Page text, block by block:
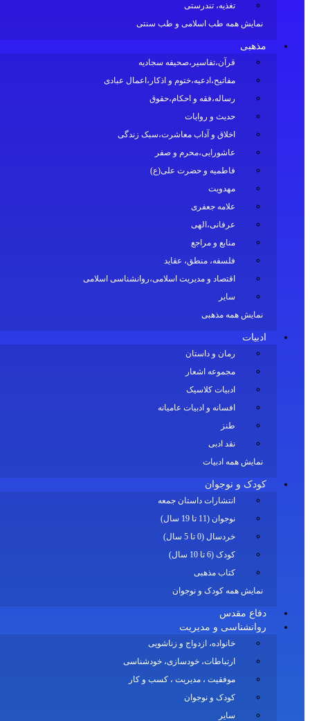
تغذیه، تندرستی
نمایش همه طب اسلامی و طب سنتی
مذهبی
قرآن،تفاسیر،صحیفه سجادیه
مفاتیح،ادعیه،ختوم و اذکار،اعمال عبادی
رساله،فقه و احکام،حقوق
حدیث و روایات
اخلاق و آداب معاشرت،سبک زندگی
عاشورایی،محرم و صفر
فاطمیه و حضرت علی(ع)
مهدویت
علامه جعفری
عرفانی،الهی
منابع و مراجع
فلسفه، منطق، عقاید
اقتصاد و مدیریت اسلامی،روانشناسی اسلامی
سایر
نمایش همه مذهبی
ادبیات
رمان و داستان
مجموعه اشعار
ادبیات کلاسیک
افسانه و ادبیات عامیانه
طنز
نقد ادبی
نمایش همه ادبیات
کودک و نوجوان
انتشارات داستان جمعه
نوجوان (11 تا 19 سال)
خردسال (0 تا 5 سال)
کودک (6 تا 10 سال)
کتاب مذهبی
نمایش همه کودک و نوجوان
دفاع مقدس
روانشناسی و مدیریت
خانواده، ازدواج و زناشویی
ارتباطات، خودسازی، خودشناسی
موفقیت ، مدیریت ، کسب و کار
کودک و نوجوان
سایر